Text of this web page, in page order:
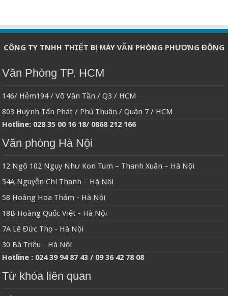
CÔNG TY TNHH THIẾT BỊ MÁY VĂN PHÒNG PHƯƠNG ĐÔNG
Văn Phòng TP. HCM
146/ Hẻm194 / Võ Văn Tần / Q3 / HCM
803 Huỳnh Tấn Phát / Phú Thuận / Quận 7 / HCM
Hotline: 028 35 00 16 18/ 0868 212 166
Văn phòng Hà Nội
12 Ngõ 102 Ngụy Như Kon Tum – Thanh Xuân – Hà Nội
54A Nguyễn Chí Thanh – Hà Nội
58 Hoàng Hoa Thám - Hà Nội
18B Hoàng Quốc Việt - Hà Nội
7A Lê Đức Thọ - Hà Nội
30 Bà Triệu - Hà Nội
Hotline : 024 39 94 87 43 / 09 36 42 78 08
Từ khóa liên quan